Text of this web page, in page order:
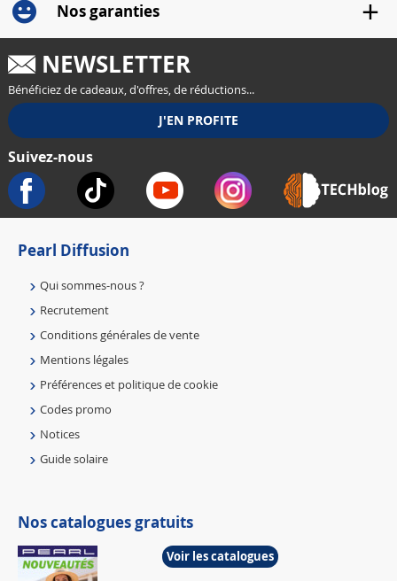
Nos garanties
NEWSLETTER
Bénéficiez de cadeaux, d'offres, de réductions...
Suivez-nous
Pearl Diffusion
Qui sommes-nous ?
Recrutement
Conditions générales de vente
Mentions légales
Préférences et politique de cookie
Codes promo
Notices
Guide solaire
Nos catalogues gratuits
Voir les catalogues